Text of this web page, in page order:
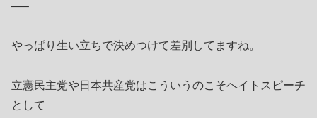
—–
やっぱり生い立ちで決めつけて差別してますね。
立憲民主党や日本共産党はこういうのこそヘイトスピーチ
として